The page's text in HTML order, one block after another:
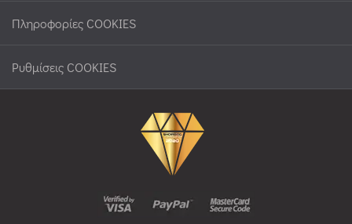
Πληροφορίες COOKIES
Ρυθμίσεις COOKIES